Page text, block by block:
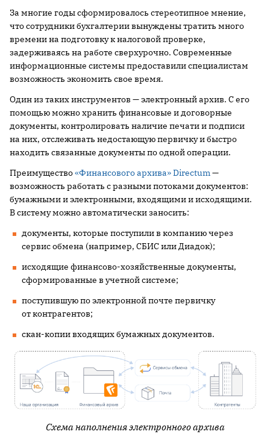
За многие годы сформировалось стереотипное мнение,
что сотрудники бухгалтерии вынуждены тратить много
времени на подготовку к налоговой проверке,
задерживаясь на работе сверхурочно. Современные
информационные системы предоставили специалистам
возможность экономить свое время.
Один из таких инструментов — электронный архив. С его
помощью можно хранить финансовые и договорные
документы, контролировать наличие печати и подписи
на них, отслеживать недостающую первичку и быстро
находить связанные документы по одной операции.
Преимущество«Финансового архива» Directum—
возможность работать с разными потоками документов:
бумажными и электронными, входящими и исходящими.
В систему можно автоматически заносить:
документы, которые поступили в компанию через
сервис обмена (например, СБИС или Диадок);
исходящие финансово-хозяйственные документы,
сформированные в учетной системе;
поступившую по электронной почте первичку
от контрагентов;
скан-копии входящих бумажных документов.
Схема наполнения электронного архива